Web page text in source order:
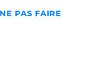
PAS FAIRE